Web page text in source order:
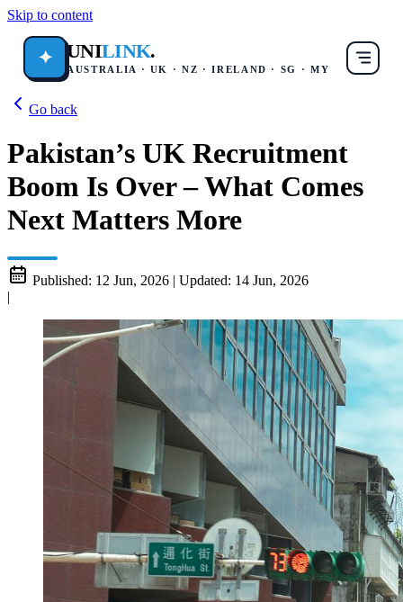
Skip to content
✦ UNILINK.
AUSTRALIA · UK · NZ · IRELAND · SG · MY
Go back
Pakistan’s UK Recruitment
Boom Is Over – What Comes
Next Matters More
Published: 12 Jun, 2026 | Updated: 14 Jun, 2026
|